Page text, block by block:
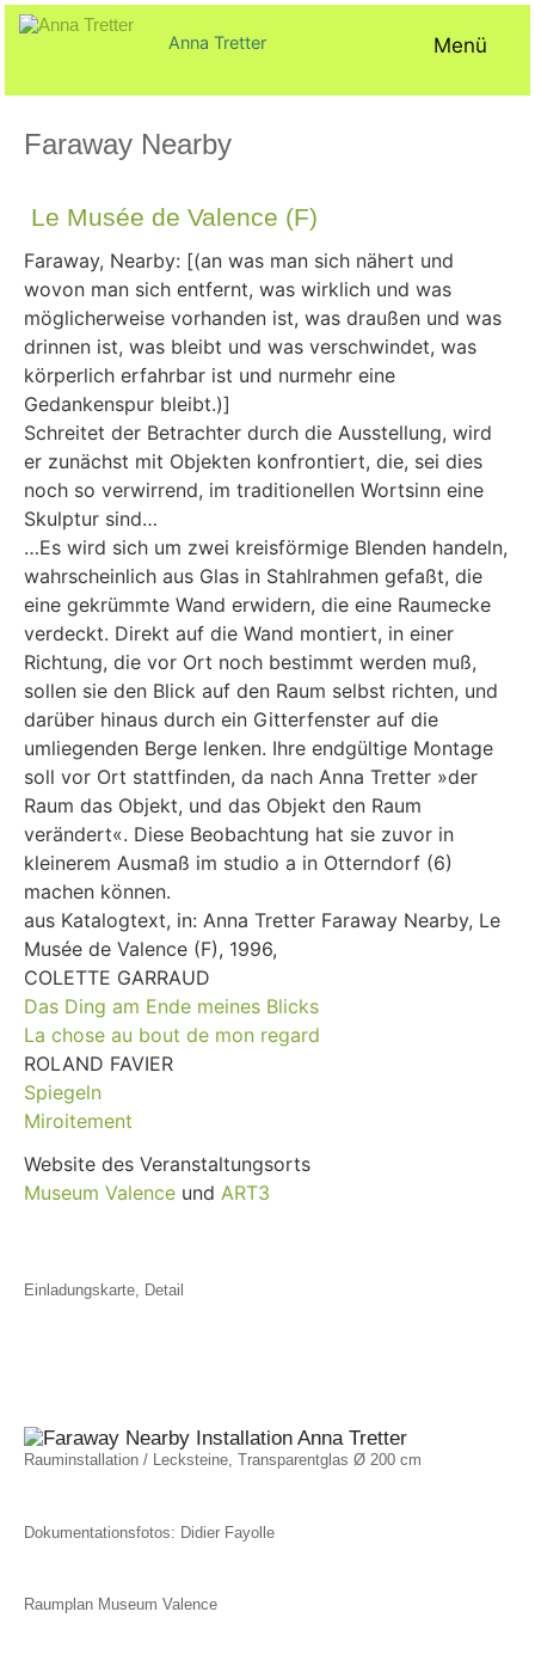
Zum
Inhalt
Anna Tretter Menü
Faraway Nearby
27.
2022
temporär
Le Musée de Valence (F)
Faraway, Nearby: [(an was man sich nähert und
wovon man sich entfernt, was wirklich und was
möglicherweise vorhanden ist, was draußen und was
drinnen ist, was bleibt und was verschwindet, was
körperlich erfahrbar ist und nurmehr eine
Gedankenspur bleibt.)]
Schreitet der Betrachter durch die Ausstellung, wird
er zunächst mit Objekten konfrontiert, die, sei dies
noch so verwirrend, im traditionellen Wortsinn eine
Skulptur sind…
…Es wird sich um zwei kreisförmige Blenden handeln,
wahrscheinlich aus Glas in Stahlrahmen gefaßt, die
eine gekrümmte Wand erwidern, die eine Raumecke
verdeckt. Direkt auf die Wand montiert, in einer
Richtung, die vor Ort noch bestimmt werden muß,
sollen sie den Blick auf den Raum selbst richten, und
darüber hinaus durch ein Gitterfenster auf die
umliegenden Berge lenken. Ihre endgültige Montage
soll vor Ort stattfinden, da nach Anna Tretter »der
Raum das Objekt, und das Objekt den Raum
verändert«. Diese Beobachtung hat sie zuvor in
kleinerem Ausmaß im studio a in Otterndorf (6)
machen können.
aus Katalogtext, in: Anna Tretter Faraway Nearby, Le
Musée de Valence (F), 1996,
COLETTE GARRAUD
Das Ding am Ende meines Blicks
La chose au bout de mon regard
ROLAND FAVIER
Spiegeln
Miroitement
Website des Veranstaltungsorts
Museum Valence und ART3
Einladungskarte, Detail
Rauminstallation / Lecksteine, Transparentglas Ø 200 cm
Dokumentationsfotos: Didier Fayolle
Raumplan Museum Valence